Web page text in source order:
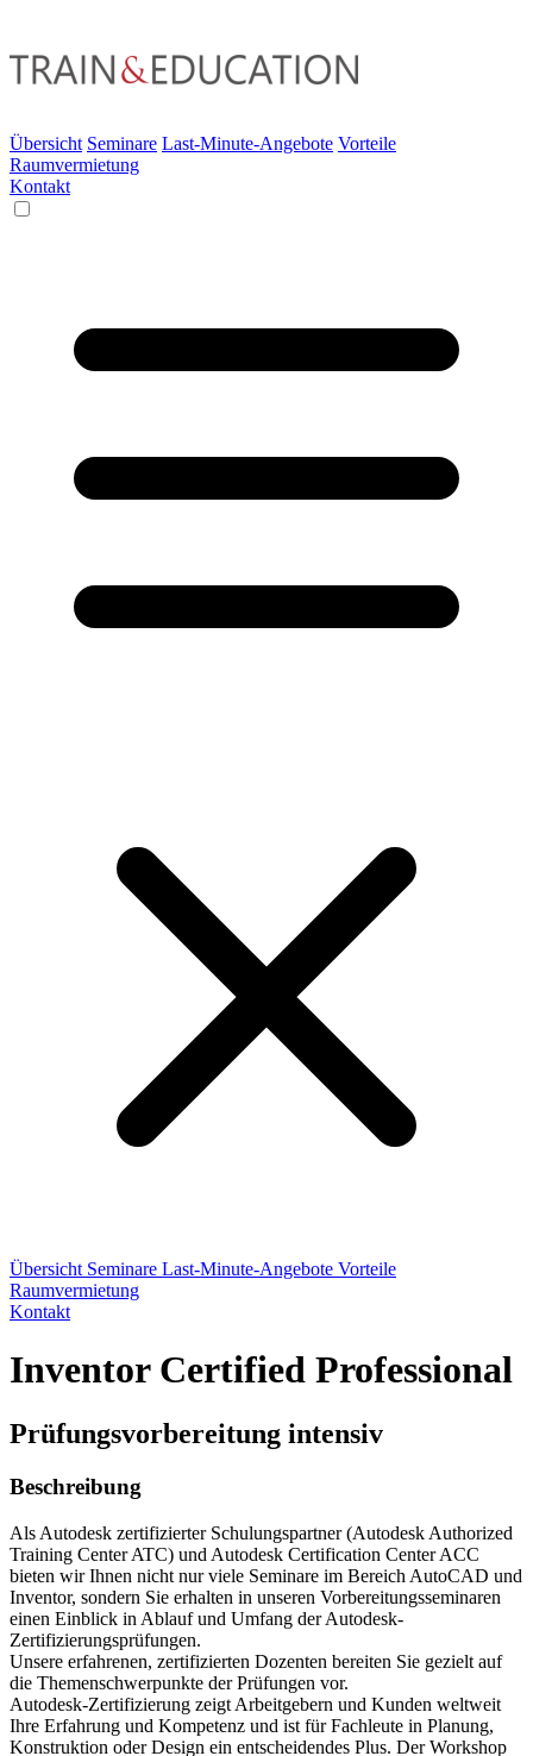
Übersicht Seminare Last-Minute-Angebote Vorteile
Raumvermietung
Kontakt
Übersicht Seminare Last-Minute-Angebote Vorteile
Raumvermietung
Kontakt
Inventor Certified Professional
Prüfungsvorbereitung intensiv
Beschreibung
Als Autodesk zertifizierter Schulungspartner (Autodesk Authorized
Training Center ATC) und Autodesk Certification Center ACC
bieten wir Ihnen nicht nur viele Seminare im Bereich AutoCAD und
Inventor, sondern Sie erhalten in unseren Vorbereitungsseminaren
einen Einblick in Ablauf und Umfang der Autodesk-
Zertifizierungsprüfungen.
Unsere erfahrenen, zertifizierten Dozenten bereiten Sie gezielt auf
die Themenschwerpunkte der Prüfungen vor.
Autodesk-Zertifizierung zeigt Arbeitgebern und Kunden weltweit
Ihre Erfahrung und Kompetenz und ist für Fachleute in Planung,
Konstruktion oder Design ein entscheidendes Plus. Der Workshop